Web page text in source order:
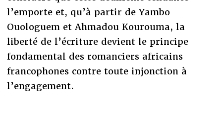
l’emporte et, qu’à partir de Yambo
Ouologuem et Ahmadou Kourouma, la
liberté de l’écriture devient le principe
fondamental des romanciers africains
francophones contre toute injonction à
l’engagement.